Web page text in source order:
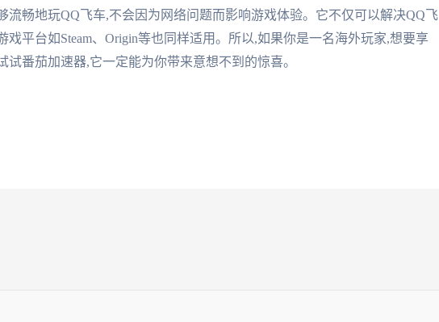
流畅地玩QQ飞车,不会因为网络问题而影响游戏体验。它不仅可以解决QQ飞
戏平台如Steam、Origin等也同样适用。所以,如果你是一名海外玩家,想要享
试番茄加速器,它一定能为你带来意想不到的惊喜。